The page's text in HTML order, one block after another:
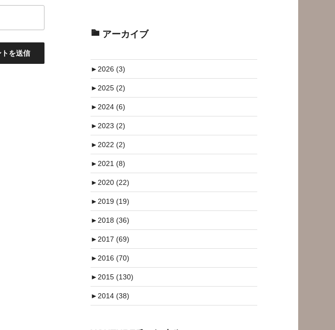
アーカイブ
►2026 (3)
►2025 (2)
►2024 (6)
►2023 (2)
►2022 (2)
►2021 (8)
►2020 (22)
►2019 (19)
►2018 (36)
►2017 (69)
►2016 (70)
►2015 (130)
►2014 (38)